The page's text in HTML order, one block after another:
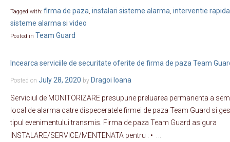
Tagged with: firma de paza, instalari sisteme alarma, interventie rapida
sisteme alarma si video
Posted in Team Guard
Incearca serviciile de securitate oferite de firma de paza Team
Posted on July 28, 2020 by Dragoi Ioana
Serviciul de MONITORIZARE presupune preluarea permanenta a
local de alarma catre dispeceratele firmei de paza Team Guard si
tipul evenimentului transmis. Firma de paza Team Guard asigura
INSTALARE/SERVICE/MENTENATA pentru : • …